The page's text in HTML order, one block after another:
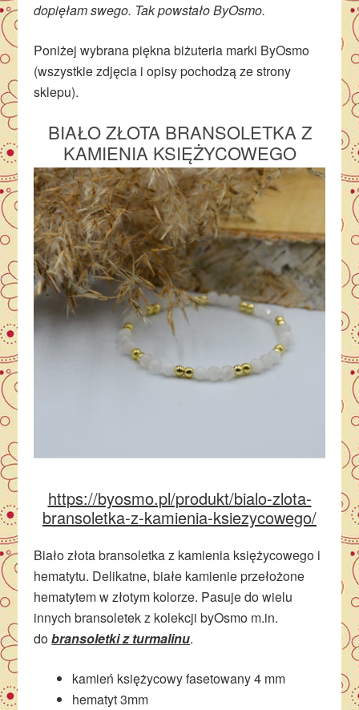
dopięłam swego. Tak powstało ByOsmo.
Poniżej wybrana piękna biżuteria marki ByOsmo
(wszystkie zdjęcia i opisy pochodzą ze strony
sklepu).
BIAŁO ZŁOTA BRANSOLETKA Z
KAMIENIA KSIĘŻYCOWEGO
https://byosmo.pl/produkt/bialo-zlota-
bransoletka-z-kamienia-ksiezycowego/
Biało złota bransoletka z kamienia księżycowego i
hematytu. Delikatne, białe kamienie przełożone
hematytem w złotym kolorze. Pasuje do wielu
innych bransoletek z kolekcji byOsmo m.in.
dobransoletki z turmalinu.
kamień księżycowy fasetowany 4 mm
hematyt 3mm